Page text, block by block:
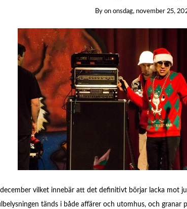
Byononsdag, november 25,
vilket innebär att det definitivt börjar lacka mot
tänds i både affärer och utomhus, och